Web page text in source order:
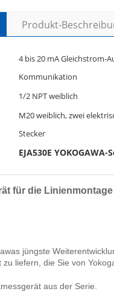
Produkt-
4 bis 20 mA Gleichstrom-
Kommunikation
1/2 NPT weiblich
M20 weiblich, zwei
Stecker
EJA530E YOKOGAWA-
für die
jüngste
liefern, die Sie von
aus der Serie.